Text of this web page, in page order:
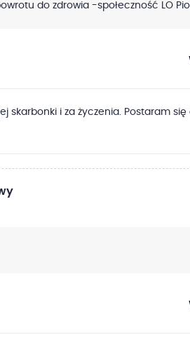
do zdrowia -społeczność LO
skarbonki i za życzenia. Postaram